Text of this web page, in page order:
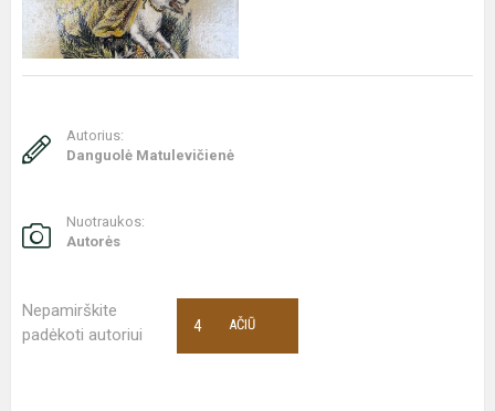
Autorius:
Danguolė Matulevičienė
Nuotraukos:
Autorės
Nepamirškite
padėkoti autoriui
AČIŪ
4